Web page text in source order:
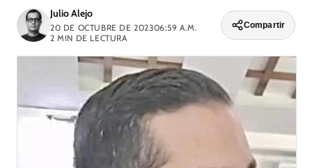
Julio Alejo
20 DE OCTUBRE DE 202306:59 A.M.
2 MIN DE LECTURA
Compartir